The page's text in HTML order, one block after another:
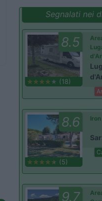
Segnalati nei
8.5
(18)
8.6
(5)
9.7